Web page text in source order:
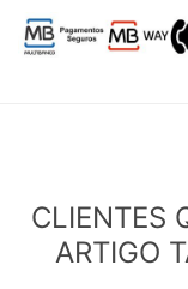
CLIENTES
ARTIGO